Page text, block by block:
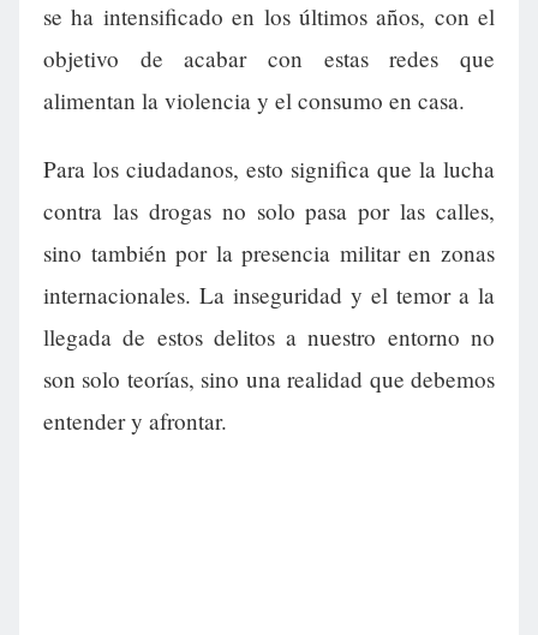
se ha intensificado en los últimos años, con el
objetivo de acabar con estas redes que
alimentan la violencia y el consumo en casa.
Para los ciudadanos, esto significa que la lucha
contra las drogas no solo pasa por las calles,
sino también por la presencia militar en zonas
internacionales. La inseguridad y el temor a la
llegada de estos delitos a nuestro entorno no
son solo teorías, sino una realidad que debemos
entender y afrontar.